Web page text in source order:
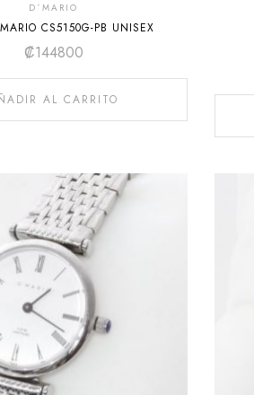
D´MARIO
CS5150G-PB UNISEX
₡144800
AL CARRITO